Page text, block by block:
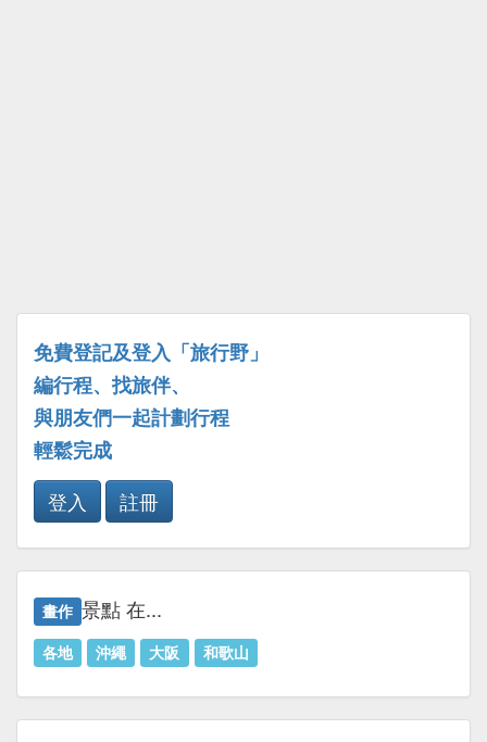
免費登記及登入「旅行野」
編行程、找旅伴、
與朋友們一起計劃行程
輕鬆完成
登入
註冊
畫作 景點 在...
各地 沖繩 大阪 和歌山